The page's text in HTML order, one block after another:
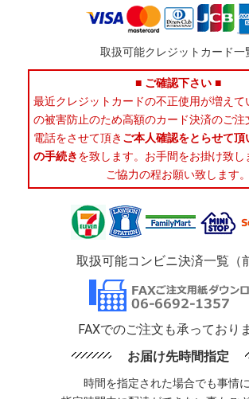
取扱可能クレジットカード一
■ ご確認下さい ■
最近クレジットカードの不正使用が増えて
の被害防止のため高額のカード決済のご注
電話をさせて頂き ご本人確認をとらせて
の手続きを致します。お手間をお掛け致し
ご協力の程お願い致します。
取扱可能コンビニ決済一覧（
FAXでのご注文も承っており
お届け先時間指定
時間を指定された場合でも事情